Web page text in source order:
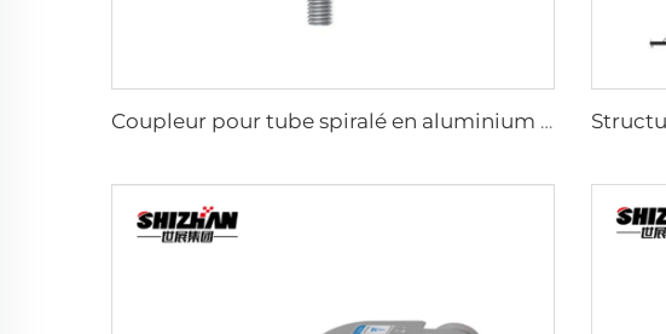
Coupleur pour tube spiralé en aluminium noir et argent, système de structure d'exposition, collier en aluminium